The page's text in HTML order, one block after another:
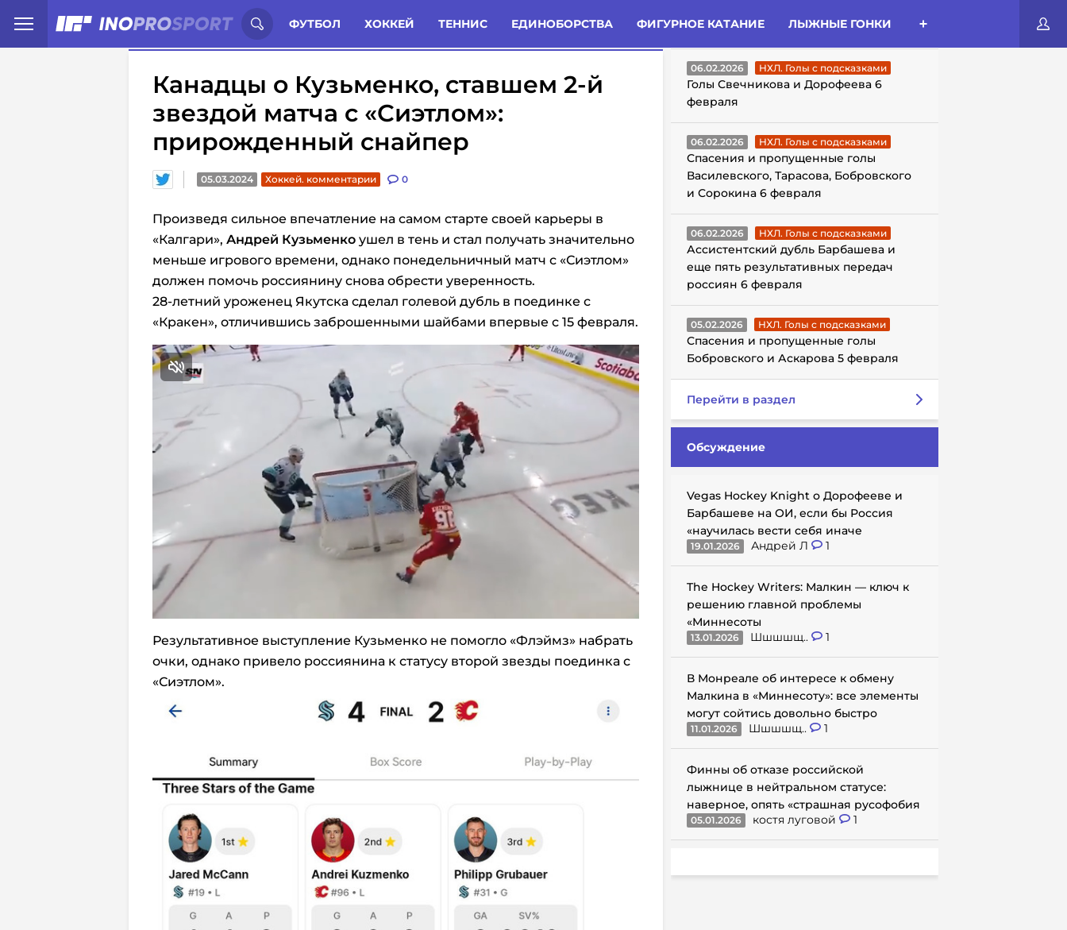
ФУТБОЛ ХОККЕЙ ТЕННИС ЕДИНОБОРСТВА ФИГУРНОЕ КАТАНИЕ ЛЫЖНЫЕ ГОНКИ
Иностранцы о спорте России: Статьи Комменты Новости
Канадцы о Кузьменко, ставшем 2-й
звездой матча с «Сиэтлом»:
прирожденный снайпер
05.03.2024 Хоккей. комментарии 0
Произведя сильное впечатление на самом старте своей карьеры в
«Калгари», Андрей Кузьменко ушел в тень и стал получать значительно
меньше игрового времени, однако понедельничный матч с «Сиэтлом»
должен помочь россиянину снова обрести уверенность.
28-летний уроженец Якутска сделал голевой дубль в поединке с
«Кракен», отличившись заброшенными шайбами впервые с 15 февраля.
Результативное выступление Кузьменко не помогло «Флэймз» набрать
очки, однако привело россиянина к статусу второй звезды поединка с
«Сиэтлом».
ГОЛЫ С ПОДСКАЗКАМИ
06.02.2026 НХЛ. Голы с подсказками
Голы Свечникова и Дорофеева 6
февраля
06.02.2026 НХЛ. Голы с подсказками
Спасения и пропущенные голы
Василевского, Тарасова, Бобровского
и Сорокина 6 февраля
06.02.2026 НХЛ. Голы с подсказками
Ассистентский дубль Барбашева и
еще пять результативных передач
россиян 6 февраля
05.02.2026 НХЛ. Голы с подсказками
Спасения и пропущенные голы
Бобровского и Аскарова 5 февраля
Перейти в раздел
Обсуждение
Vegas Hockey Knight о Дорофееве и
Барбашеве на ОИ, если бы Россия
«научилась вести себя иначе
19.01.2026 Андрей Л 1
The Hockey Writers: Малкин — ключ к
решению главной проблемы
«Миннесоты
13.01.2026 Шшшшщ.. 1
В Монреале об интересе к обмену
Малкина в «Миннесоту»: все элементы
могут сойтись довольно быстро
11.01.2026 Шшшшщ.. 1
Финны об отказе российской
лыжнице в нейтральном статусе:
наверное, опять «страшная русофобия
05.01.2026 костя луговой 1